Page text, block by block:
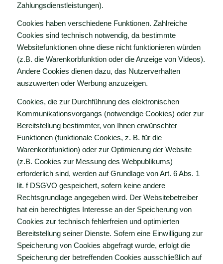
Zahlungsdienstleistungen).
Cookies haben verschiedene Funktionen. Zahlreiche
Cookies sind technisch notwendig, da bestimmte
Websitefunktionen ohne diese nicht funktionieren würden
(z.B. die Warenkorbfunktion oder die Anzeige von Videos).
Andere Cookies dienen dazu, das Nutzerverhalten
auszuwerten oder Werbung anzuzeigen.
Cookies, die zur Durchführung des elektronischen
Kommunikationsvorgangs (notwendige Cookies) oder zur
Bereitstellung bestimmter, von Ihnen erwünschter
Funktionen (funktionale Cookies, z. B. für die
Warenkorbfunktion) oder zur Optimierung der Website
(z.B. Cookies zur Messung des Webpublikums)
erforderlich sind, werden auf Grundlage von Art. 6 Abs. 1
lit. f DSGVO gespeichert, sofern keine andere
Rechtsgrundlage angegeben wird. Der Websitebetreiber
hat ein berechtigtes Interesse an der Speicherung von
Cookies zur technisch fehlerfreien und optimierten
Bereitstellung seiner Dienste. Sofern eine Einwilligung zur
Speicherung von Cookies abgefragt wurde, erfolgt die
Speicherung der betreffenden Cookies ausschließlich auf